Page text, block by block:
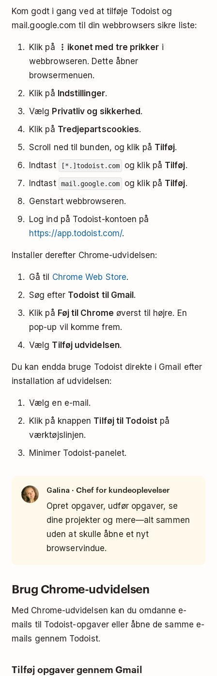
Kom godt i gang ved at tilføje Todoist og
mail.google.com til din webbrowsers sikre liste:
Klik på ikonet med tre prikker i
webbrowseren. Dette åbner
browsermenuen.
Klik på Indstillinger.
Vælg Privatliv og sikkerhed .
Klik på Tredjepartscookies.
Scroll ned til bunden, og klik på Tilføj.
Indtast
[*.]todoist.com og klik på Tilføj.
Indtast
mail.google.com og klik på Tilføj.
Genstart webbrowseren.
Log ind på Todoist-kontoen på
https://app.todoist.com/.
Installer derefter Chrome-udvidelsen:
Gå til Chrome Web Store.
Søg efter Todoist til Gmail .
Klik på Føj til Chrome øverst til højre. En
pop-up vil komme frem.
Vælg Tilføj udvidelsen.
Du kan endda bruge Todoist direkte i Gmail efter
installation af udvidelsen:
Vælg en e-mail.
Klik på knappen Tilføj til Todoistpå
værktøjslinjen.
Minimer Todoist-panelet.
Galina · Chef for kundeoplevelser
Opret opgaver, udfør opgaver, se
dine projekter og mere—alt sammen
uden at skulle åbne et nyt
browservindue.
Brug Chrome-udvidelsen
Med Chrome-udvidelsen kan du omdanne e-
mails til Todoist-opgaver eller åbne de samme e-
mails gennem Todoist.
Tilføj opgaver gennem Gmail